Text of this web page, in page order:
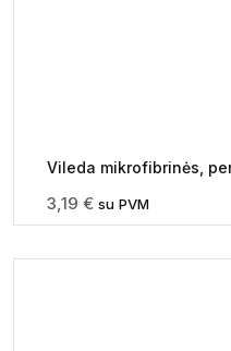
Vileda mikrofibrinės,
3,19 € su PVM